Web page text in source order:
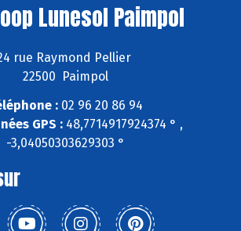
Lunesol Paimpol
rue Raymond Pellier
22500 Paimpol
:02 96 20 86 94
GPS :48,7714917924374 ° ,
-3,04050303629303 °